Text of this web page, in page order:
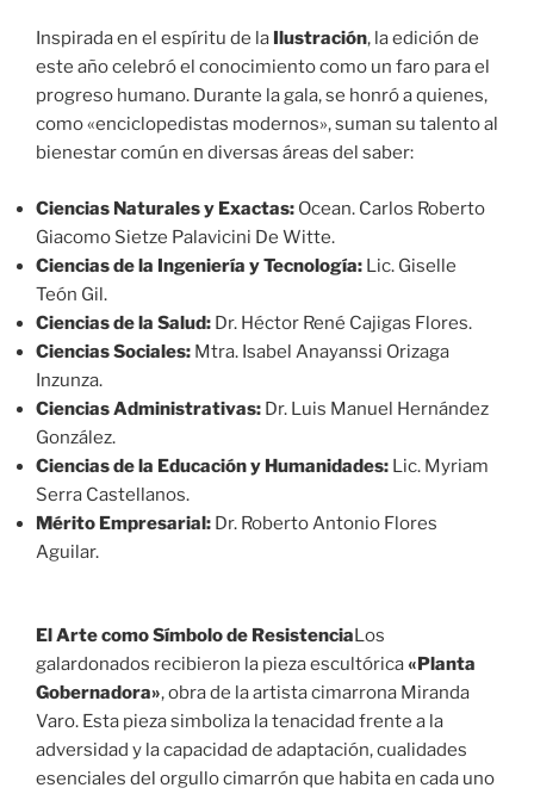
Inspirada en el espíritu de la Ilustración, la edición de
este año celebró el conocimiento como un faro para el
progreso humano. Durante la gala, se honró a quienes,
como «enciclopedistas modernos», suman su talento al
bienestar común en diversas áreas del saber:
Ciencias Naturales y Exactas: Ocean. Carlos Roberto
Giacomo Sietze Palavicini De Witte.
Ciencias de la Ingeniería y Tecnología: Lic. Giselle
Teón Gil.
Ciencias de la Salud: Dr. Héctor René Cajigas Flores.
Ciencias Sociales: Mtra. Isabel Anayanssi Orizaga
Inzunza.
Ciencias Administrativas: Dr. Luis Manuel Hernández
González.
Ciencias de la Educación y Humanidades: Lic. Myriam
Serra Castellanos.
Mérito Empresarial: Dr. Roberto Antonio Flores
Aguilar.
El Arte como Símbolo de Resistencia Los
galardonados recibieron la pieza escultórica«Planta
Gobernadora», obra de la artista cimarrona Miranda
Varo. Esta pieza simboliza la tenacidad frente a la
adversidad y la capacidad de adaptación, cualidades
esenciales del orgullo cimarrón que habita en cada uno